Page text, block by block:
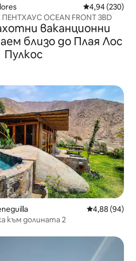
Средна
4,94 (230)
OCEAN FRONT 3BD
ваканционни
близо до Плая Лос
Пулкос
Средна
4,88 (94)
към долината 2